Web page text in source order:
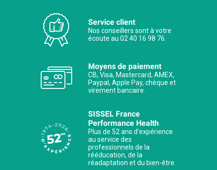
Service client
Nos conseillers sont à votre
écoute au 02 40 16 98 76.
Moyens de paiement
CB, Visa, Mastercard, AMEX,
Paypal, Apple Pay, chèque et
virement bancaire.
SISSEL France
Performance Health
Plus de 52 ans d’expérience
au service des
professionnels de la
rééducation, de la
réadaptation et du bien-être.